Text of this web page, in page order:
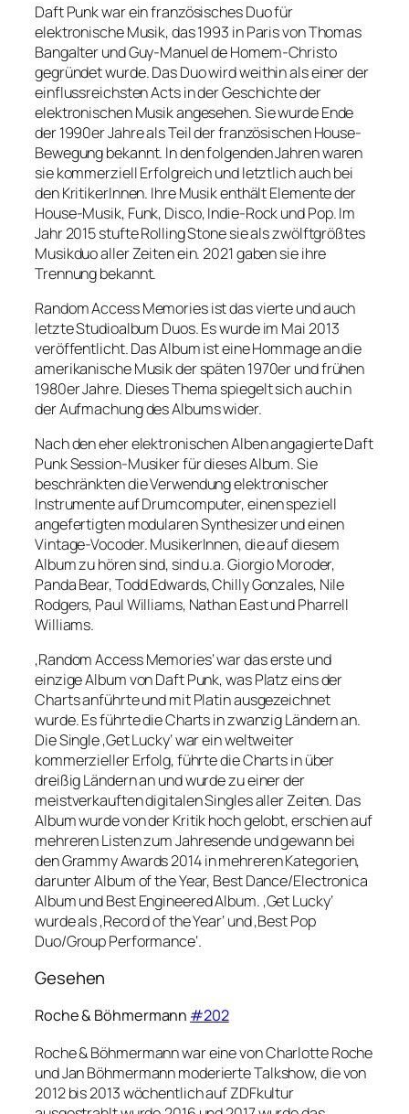
Daft Punk war ein französisches Duo für
elektronische Musik, das 1993 in Paris von Thomas
Bangalter und Guy-Manuel de Homem-Christo
gegründet wurde. Das Duo wird weithin als einer der
einflussreichsten Acts in der Geschichte der
elektronischen Musik angesehen. Sie wurde Ende
der 1990er Jahre als Teil der französischen House-
Bewegung bekannt. In den folgenden Jahren waren
sie kommerziell Erfolgreich und letztlich auch bei
den KritikerInnen. Ihre Musik enthält Elemente der
House-Musik, Funk, Disco, Indie-Rock und Pop. Im
Jahr 2015 stufte Rolling Stone sie als zwölftgrößtes
Musikduo aller Zeiten ein. 2021 gaben sie ihre
Trennung bekannt.
Random Access Memories ist das vierte und auch
letzte Studioalbum Duos. Es wurde im Mai 2013
veröffentlicht. Das Album ist eine Hommage an die
amerikanische Musik der späten 1970er und frühen
1980er Jahre. Dieses Thema spiegelt sich auch in
der Aufmachung des Albums wider.
Nach den eher elektronischen Alben angagierte Daft
Punk Session-Musiker für dieses Album. Sie
beschränkten die Verwendung elektronischer
Instrumente auf Drumcomputer, einen speziell
angefertigten modularen Synthesizer und einen
Vintage-Vocoder. MusikerInnen, die auf diesem
Album zu hören sind, sind u.a. Giorgio Moroder,
Panda Bear, Todd Edwards, Chilly Gonzales, Nile
Rodgers, Paul Williams, Nathan East und Pharrell
Williams.
‚Random Access Memories‘ war das erste und
einzige Album von Daft Punk, was Platz eins der
Charts anführte und mit Platin ausgezeichnet
wurde. Es führte die Charts in zwanzig Ländern an.
Die Single ‚Get Lucky‘ war ein weltweiter
kommerzieller Erfolg, führte die Charts in über
dreißig Ländern an und wurde zu einer der
meistverkauften digitalen Singles aller Zeiten. Das
Album wurde von der Kritik hoch gelobt, erschien auf
mehreren Listen zum Jahresende und gewann bei
den Grammy Awards 2014 in mehreren Kategorien,
darunter Album of the Year, Best Dance/Electronica
Album und Best Engineered Album. ‚Get Lucky‘
wurde als ‚Record of the Year‘ und ‚Best Pop
Duo/Group Performance‘.
Gesehen
Roche & Böhmermann #202
Roche & Böhmermann war eine von Charlotte Roche
und Jan Böhmermann moderierte Talkshow, die von
2012 bis 2013 wöchentlich auf ZDFkultur